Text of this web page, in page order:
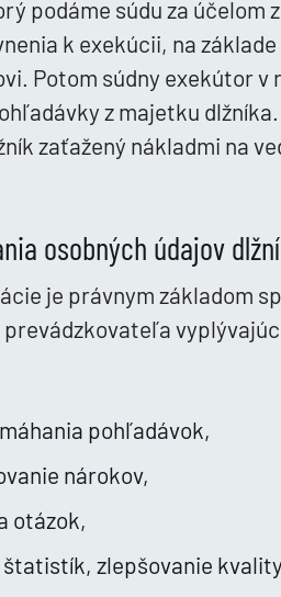
podáme súdu za účelom
k exekúcii, na
Potom súdny exekútor v
z majetku
zaťažený nákladmi na
osobných údajov
je právnym základom
pohľadávok,
nárokov,
otázok,
zlepšovanie